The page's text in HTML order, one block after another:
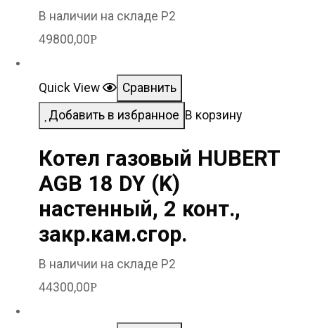
В наличии на складе Р2
49800,00Р
Quick View
Сравнить
Добавить в избранное В корзину
Котел газовый HUBERT
AGB 18 DY (K)
настенный, 2 конт.,
закр.кам.сгор.
В наличии на складе Р2
44300,00Р